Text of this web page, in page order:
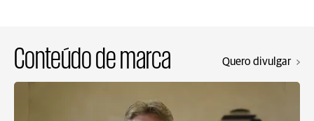
Conteúdo de marca Quero divulgar